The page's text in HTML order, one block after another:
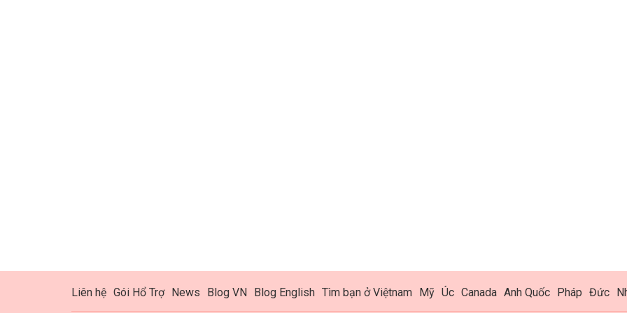
Liên hệ Gói Hổ Trợ News Blog VN Blog English Tìm bạn ở Việtnam Mỹ Úc Canada Anh Quốc Pháp Đức